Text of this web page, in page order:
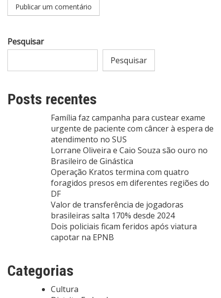
Pesquisar
Pesquisar
Posts recentes
Família faz campanha para custear exame
urgente de paciente com câncer à espera de
atendimento no SUS
Lorrane Oliveira e Caio Souza são ouro no
Brasileiro de Ginástica
Operação Kratos termina com quatro
foragidos presos em diferentes regiões do
DF
Valor de transferência de jogadoras
brasileiras salta 170% desde 2024
Dois policiais ficam feridos após viatura
capotar na EPNB
Categorias
Cultura